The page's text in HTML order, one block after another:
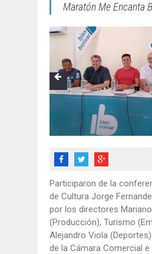
Maratón Me Encanta
Participaron de la
de Cultura Jorge
por los directores
(Producción), Turismo
Alejandro Viola
de la Cámara Comercial